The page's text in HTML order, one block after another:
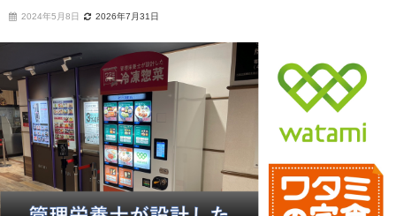
2024年5月8日 2026年7月31日